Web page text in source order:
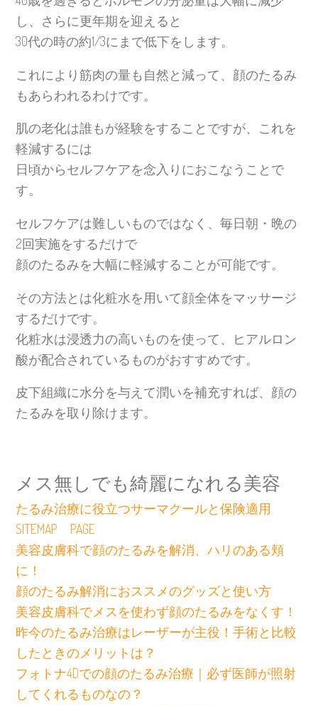
し、さらに更年期を迎えると
30代の時の約1/3にまで低下をします。
これにより筋肉の量も自然と減って、顔のたるみ
もあらわれるわけです。
肌の老化は誰もが経験をすることですが、これを
軽減するには
日頃からセルフケアを念入りにおこなうことで
す。
セルフケアは難しいものではなく、毎日朝・晩の
2回実施をするだけで
顔のたるみを大幅に軽減することが可能です。
その方法とは化粧水を用いて顔全体をマッサージ
するだけです。
化粧水は浸透力の高いものを使って、ヒアルロン
酸が配合されているものがおすすめです。
皮下組織に水分を与えて潤いを補充すれば、顔の
たるみを取り除けます。
メス無しでも綺麗になれる美容
たるみ治療に役立つサーマクールと保険適用
SITEMAP PAGE
美容皮膚科で顔のたるみを解消、ハリのある頬
に！
顔のたるみ解消におススメのグッズと使い方
美容皮膚科でメスを使わず顔のたるみをなくす！
昨今のたるみ治療はレーザーが主役！手術と比較
したときのメリットは？
フォトナ4Dでの顔のたるみ治療｜必ず医師が照射
してくれるものなの？